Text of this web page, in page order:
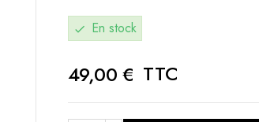
check En stock
49,00 € TTC